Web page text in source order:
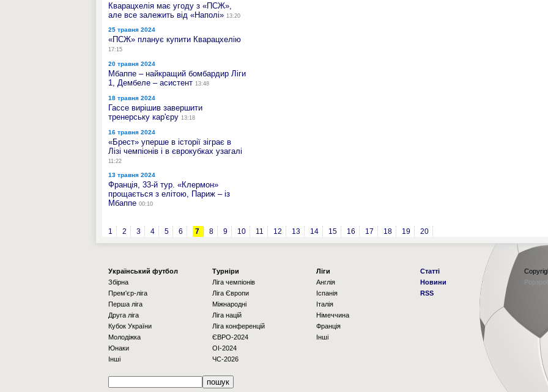
Кварацхелія має угоду з «ПСЖ»,
але все залежить від «Наполі» 13:20
25 травня 2024
«ПСЖ» планує купити Кварацхелію
17:15
20 травня 2024
Мбаппе – найкращий бомбардир Ліги
1, Дембеле – асистент 13:48
18 травня 2024
Гассе вирішив завершити
тренерську кар'єру 13:18
16 травня 2024
«Брест» уперше в історії зіграє в
Лізі чемпіонів і в єврокубках узагалі
11:22
13 травня 2024
Франція, 33-й тур. «Клермон»
прощається з елітою, Париж – із
Мбаппе 00:10
1 2 3 4 5 6 7 8 9 10 11 12 13 14 15 16 17 18 19 20
Українcький футбол
Збірна
Прем'єр-ліга
Перша ліга
Друга ліга
Кубок України
Молодіжка
Юнаки
Інші
Турніри
Ліга чемпіонів
Ліга Європи
Міжнародні
Ліга націй
Ліга конференцій
ЄВРО-2024
OI-2024
ЧС-2026
Ліги
Англія
Іспанія
Італія
Німеччина
Франція
Інші
Статті
Новини
RSS